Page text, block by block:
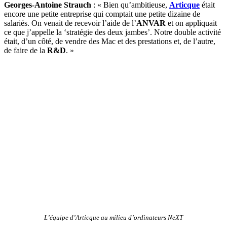
Georges-Antoine Strauch : « Bien qu’ambitieuse, Articque était
encore une petite entreprise qui comptait une petite dizaine de
salariés. On venait de recevoir l’aide de l’ANVAR et on appliquait
ce que j’appelle la ‘stratégie des deux jambes’. Notre double activité
était, d’un côté, de vendre des Mac et des prestations et, de l’autre,
de faire de la R&D. »
L’équipe d’Articque au milieu d’ordinateurs NeXT